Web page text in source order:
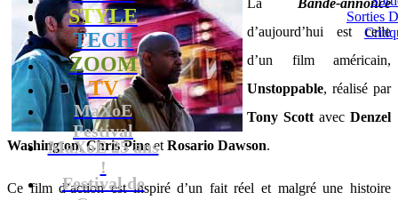
STYLE
TECH
ZOOM
TV
MaXoE
Festival
MaXoE 25 ans
!
Festival de
Sorties
La Bande-annonce
d’aujourd’hui est celle
d’un film américain,
Unstoppable, réalisé par
Tony Scott avec Denzel
Washington,Chris Pineet Rosario Dawson.
Ce film d’action est inspiré d’un fait réel et malgré une histoire